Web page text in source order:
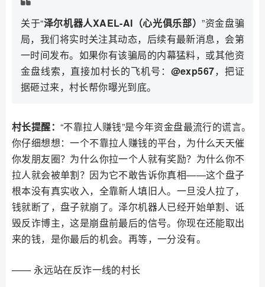
关于“泽尔机器人XAEL-AI（心光俱乐部）”资金盘骗
局，我们将实时关注其动态，后续有最新消息，会第
一时间发布。如果你有该骗局的内幕猛料，或其他资
金盘线索，直接加村长的飞机号： @exp567，把证
据砸过来，村长帮你曝光到底。
村长提醒： “不靠拉人赚钱”是今年资金盘最流行的谎言。
你仔细想想：一个不靠拉人赚钱的平台，为什么天天催
你发朋友圈？为什么你拉一个人就有奖励？为什么你不
拉人就会被单割？因为它不敢告诉你真相——这个盘子
根本没有真实收入，全靠新人填旧人。一旦没人拉了，
钱就断了，盘子就崩了。泽尔机器人已经开始单割、诋
毁反诈博主，这是崩盘前最后的信号。你现在还能取出
来的钱，是你最后的机会。再等，一分没有。
—— 永远站在反诈一线的村长